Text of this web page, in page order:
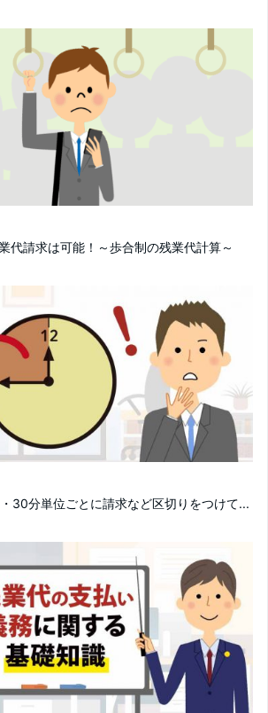
代請求は可能！～歩合制の残業代計算～
30分単位ごとに請求など区切りをつけて...